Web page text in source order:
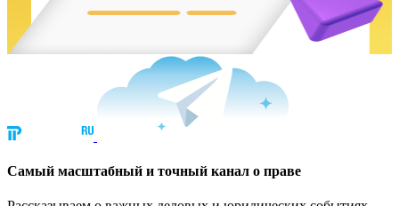
Cамый масштабный и точный канал о праве